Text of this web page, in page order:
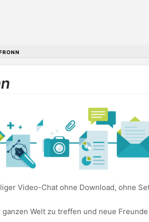
Video-Chat ohne Download, ohne
Welt zu treffen und neue